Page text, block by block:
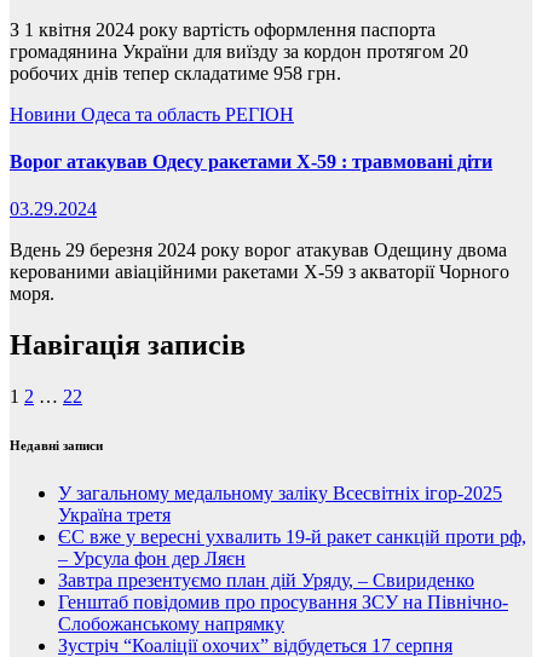
З 1 квітня 2024 року вартість оформлення паспорта
громадянина України для виїзду за кордон протягом 20
робочих днів тепер складатиме 958 грн.
Новини Одеса та область РЕГІОН
Ворог атакував Одесу ракетами Х-59 : травмовані діти
03.29.2024
Вдень 29 березня 2024 року ворог атакував Одещину двома
керованими авіаційними ракетами Х-59 з акваторії Чорного
моря.
Навігація записів
1 2 … 22
Недавні записи
У загальному медальному заліку Всесвітніх ігор-2025
Україна третя
ЄС вже у вересні ухвалить 19-й ракет санкцій проти рф,
– Урсула фон дер Ляєн
Завтра презентуємо план дій Уряду, – Свириденко
Генштаб повідомив про просування ЗСУ на Північно-
Слобожанському напрямку
Зустріч “Коаліції охочих” відбудеться 17 серпня